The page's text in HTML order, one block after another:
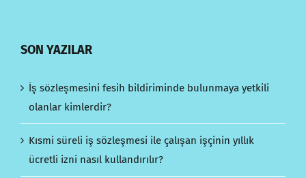
SON YAZILAR
İş sözleşmesini fesih bildiriminde bulunmaya yetkili
olanlar kimlerdir?
Kısmi süreli iş sözleşmesi ile çalışan işçinin yıllık
ücretli izni nasıl kullandırılır?